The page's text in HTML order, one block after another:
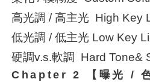
高光調 / 高主光 High Key
低光調 / 低主光 Low Key
硬調v.s.軟調 Hard Tone&
Chapter 2 【曝光 /